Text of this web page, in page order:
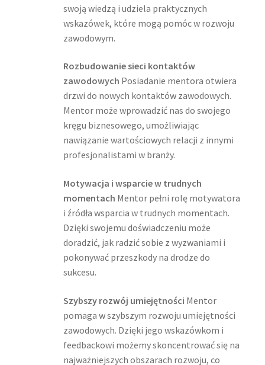
swoją wiedzą i udziela praktycznych
wskazówek, które mogą pomóc w rozwoju
zawodowym.
Rozbudowanie sieci kontaktów
zawodowych Posiadanie mentora otwiera
drzwi do nowych kontaktów zawodowych.
Mentor może wprowadzić nas do swojego
kręgu biznesowego, umożliwiając
nawiązanie wartościowych relacji z innymi
profesjonalistami w branży.
Motywacja i wsparcie w trudnych
momentach Mentor pełni rolę motywatora
i źródła wsparcia w trudnych momentach.
Dzięki swojemu doświadczeniu może
doradzić, jak radzić sobie z wyzwaniami i
pokonywać przeszkody na drodze do
sukcesu.
Szybszy rozwój umiejętności Mentor
pomaga w szybszym rozwoju umiejętności
zawodowych. Dzięki jego wskazówkom i
feedbackowi możemy skoncentrować się na
najważniejszych obszarach rozwoju, co